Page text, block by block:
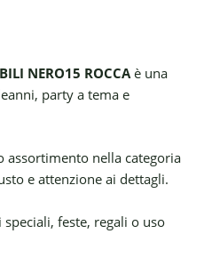
NERO15 ROCCAè una
party a tema e
assortimento nella categoria
e attenzione ai dettagli.
speciali, feste, regali o uso